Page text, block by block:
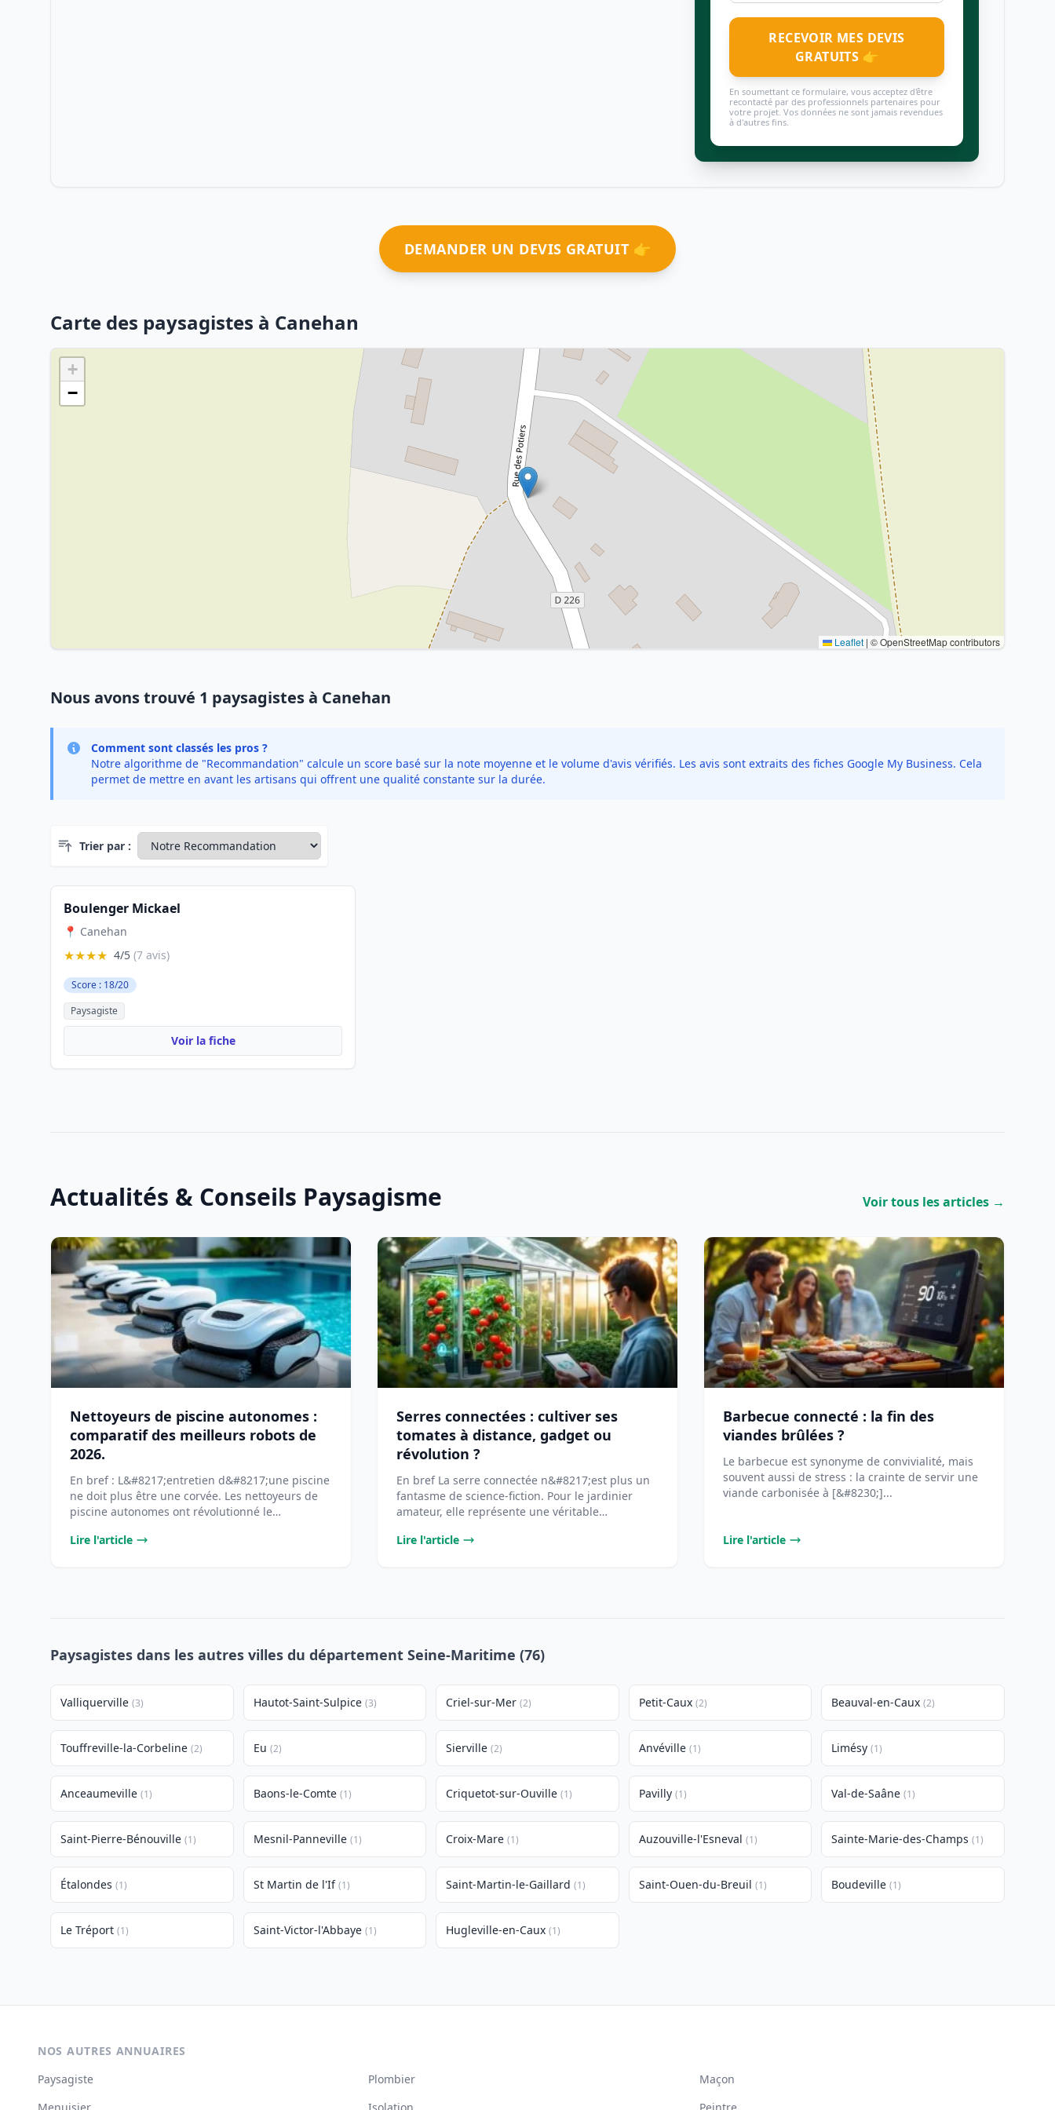
RECEVOIR MES DEVIS
GRATUITS 👉
En soumettant ce formulaire, vous acceptez d'être
recontacté par des professionnels partenaires pour
votre projet. Vos données ne sont jamais revendues
à d'autres fins.
DEMANDER UN DEVIS GRATUIT 👉
Carte des paysagistes à Canehan
+
−
Leaflet | © OpenStreetMap contributors
Nous avons trouvé 1 paysagistes à Canehan
Comment sont classés les pros ?
Notre algorithme de "Recommandation" calcule un score basé sur la note moyenne et le volume d'avis vérifiés. Les avis sont extraits des fiches Google My Business. Cela
permet de mettre en avant les artisans qui offrent une qualité constante sur la durée.
Trier par :
Boulenger Mickael
📍 Canehan
★★★★ 4/5 (7 avis)
Score : 18/20
Paysagiste
Voir la fiche
Actualités & Conseils Paysagisme Voir tous les articles →
Nettoyeurs de piscine autonomes :
comparatif des meilleurs robots de
2026.
En bref : L&#8217;entretien d&#8217;une piscine
ne doit plus être une corvée. Les nettoyeurs de
piscine autonomes ont révolutionné le
Lire l'article
Serres connectées : cultiver ses
tomates à distance, gadget ou
révolution ?
En bref La serre connectée n&#8217;est plus un
fantasme de science-fiction. Pour le jardinier
amateur, elle représente une véritable
Lire l'article
Barbecue connecté : la fin des
viandes brûlées ?
Le barbecue est synonyme de convivialité, mais
souvent aussi de stress : la crainte de servir une
viande carbonisée à [&#8230;]...
Lire l'article
Paysagistes dans les autres villes du département Seine-Maritime (76)
Valliquerville (3) Hautot-Saint-Sulpice (3) Criel-sur-Mer (2) Petit-Caux (2) Beauval-en-Caux (2)
Touffreville-la-Corbeline (2) Eu (2) Sierville (2) Anvéville (1) Limésy (1)
Anceaumeville (1) Baons-le-Comte (1) Criquetot-sur-Ouville (1) Pavilly (1) Val-de-Saâne (1)
Saint-Pierre-Bénouville (1) Mesnil-Panneville (1) Croix-Mare (1) Auzouville-l'Esneval (1) Sainte-Marie-des-Champs (1)
Étalondes (1) St Martin de l'If (1) Saint-Martin-le-Gaillard (1) Saint-Ouen-du-Breuil (1) Boudeville (1)
Le Tréport (1) Saint-Victor-l'Abbaye (1) Hugleville-en-Caux (1)
NOS AUTRES ANNUAIRES
Paysagiste
Plombier
Maçon